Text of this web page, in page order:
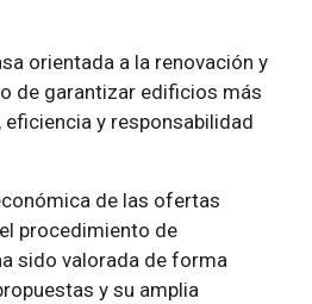
orientada a la renovación y
de garantizar edificios más
y responsabilidad
de las ofertas
procedimiento de
sido valorada de forma
y su amplia